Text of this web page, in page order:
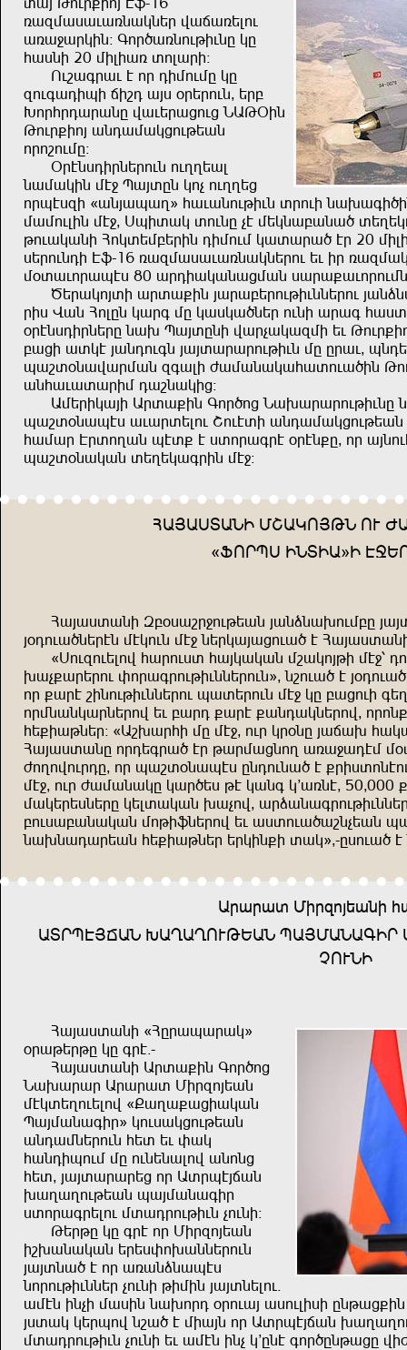
xuösuiuduxzumzşğ fuouxşlnd
uxu<uğmrz! Ünğ,uxzndkrdzg mg
auizr 20 srlrux ınluğr!
Ndbuüğud t nğ ersndsg mg
öndüuerhr orbe uwi +ğşğndz^ şğç
:nğağeuğuzg fudşğujndj ZUK*rz
Kndğ=rnw uzeusumjndkşuz
nğnbndsg!
*ğtzierğzşğndz ndppşul
zusumrz st< Huwıgz mnv ndppşj
nğhtiör {uzwuhup´ auduzndkrdz ığndr
susndlrz st<^ İhrıum ındzg vt sşmzuçuzu,
kndumuzr Anmışsçşğrz ersnds muıuğu, tğ 20
işğndzer T)-16 xuösuiuduxzumzşğnd şd rğ
s+ıudnğuhti 80 uğerumuzujsuz
;şğumnwır uğıu=rz wuğuçşğndkrdzzşğnd
ğri Fuz Anlgz muğü sg muimu,zşğ ndzr uğuü
+ğtzierğzşğg zu. Huwıgzr fuğvumuösr şd
çujr uımt wuzendüz wuwıuğuğndkrdz sg gğud^
hubı+zufuğsuz öüulr cusuzumuauındu,rz
uzauduıuğrs eubzumrj!
Usşğrmuwr Uğıu=rz Ünğ,nj Zu.uğuğndkrdzg
hubı+zuhti uduğışlnd Bndtır
ausuğ Tğınpuz htı= t iınğuüğt +ğtz=g^ nğ
hubı+zumuz ışpşmuüğrz st<!
AUWUİIUZR SBUMNWKZ ND
{(NĞHİ RZIRU´R
Auwuiıuzr Öç+iubğ<ndkşuz wuzqzu.ndsçg
w+endu,zşğtz stmndz st< zşğmuwujndu, t
{İndöndşlnf auğndiı auwmumuz sbumnwkr st<%
.uv=uğşğnd ynğuüğndkrdzzşğndz´^ zbndu, t
nğ =uğt brzndkrdzzşğnd huışğndz st< mg çujndr
nğszuzmuğzşğnf şd çuğe =uğt =uzeumzşğnf^
aş=rukzşğ! {Ub.uğar sg st<^ ndğ mğ+zg wuou.
Auwuiıuzg nğeşüğu, tğ kuğsujznp uxu<uets
cnpnfndğeg^ nğ hubı+zuhti gzendzu, t
st<^ ndğ cusuzumg muğ,şi kt muzü m'uxzt^
sumşğşizşğg mşlıumuz .uvnf^
çndiuçuzumuz snkr)zşğnf şd uiındu,ubzvşuz
zu.zueuğşuz aş=rukzşğ şğmrz=r ıum´^-gindu, t
Uğuğuı Srğönwşuzr
UIĞHTWOUZ :UPUPNDKŞUZ
VNDZR
Auwuiıuzr {Agğuhuğum´
+ğukşğkg mg üğt$-
Auwuiıuzr Uğıu=rz Ünğ,nj
Zu.uğuğ Uğuğuı Srğönwşuz
stmışpndşlnf {?upu=ujrumuz
Huwsuzuürğ´ mndiumjndkşuz
uzeuszşğndz aşı şd yum
auzerhnds sg ndzşzulnf uznzj
aşı^ wuwıuğuğşj nğ Uığhtwouz
.upupndkşuz huwsuzuürğ
iınğuüğşlnd sıueğndkrdz vndzr!
Kşğkg mg üğt nğ Srğönwşuz
rb.uzumuz şğşiyn.uzzşğndz
wuwızu, t nğ uxuzqzuhti
znğndkrdzzşğ vndzr krsrz wuwızşlnd$
ustz rzvr suirz zu.nğe +ğnduw uindlrir
wiıum mşğhnf zbu, t sruwz nğ Uığhtwouz
sıueğndkrdz vndzr şd ustz rzv m'gzt ünğ,gzkujg